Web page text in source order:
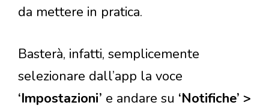
da mettere in pratica.
Basterà, infatti, semplicemente
selezionare dall’app la voce
‘Impostazioni’ e andare su ‘Notifiche’ >